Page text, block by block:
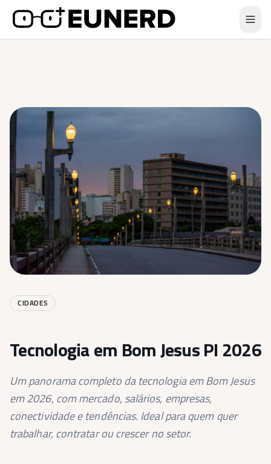
CIDADES
Tecnologia em Bom Jesus PI 2026
Um panorama completo da tecnologia em Bom Jesus
em 2026, com mercado, salários, empresas,
conectividade e tendências. Ideal para quem quer
trabalhar, contratar ou crescer no setor.